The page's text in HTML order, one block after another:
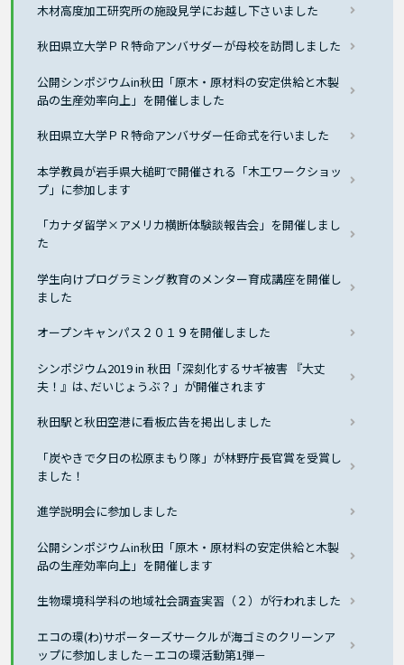
木材高度加工研究所の施設見学にお越し下さいました
秋田県立大学ＰＲ特命アンバサダーが母校を訪問しました
公開シンポジウムin秋田「原木・原材料の安定供給と木製
品の生産効率向上」を開催しました
秋田県立大学ＰＲ特命アンバサダー任命式を行いました
本学教員が岩手県大槌町で開催される「木工ワークショッ
プ」に参加します
「カナダ留学×アメリカ横断体験談報告会」を開催しまし
た
学生向けプログラミング教育のメンター育成講座を開催し
ました
オープンキャンパス２０１９を開催しました
シンポジウム2019 in 秋田「深刻化するサギ被害 『大丈
夫！』は､だいじょうぶ？」が開催されます
秋田駅と秋田空港に看板広告を掲出しました
「炭やきで夕日の松原まもり隊」が林野庁長官賞を受賞し
ました！
進学説明会に参加しました
公開シンポジウムin秋田「原木・原材料の安定供給と木製
品の生産効率向上」を開催します
生物環境科学科の地域社会調査実習（２）が行われました
エコの環(わ)サポーターズサークルが海ゴミのクリーンア
ップに参加しました－エコの環活動第1弾－